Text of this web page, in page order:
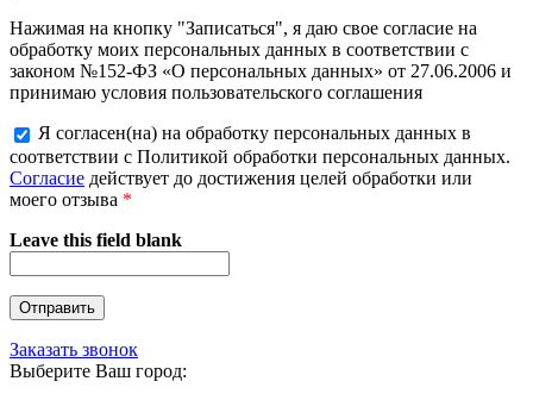
Нажимая на кнопку "Записаться", я даю свое согласие на
обработку моих персональных данных в соответствии с
законом №152-ФЗ «О персональных данных» от 27.06.2006 и
принимаю условия пользовательского соглашения
Я согласен(на) на обработку персональных данных в
соответствии с Политикой обработки персональных данных.
Согласие действует до достижения целей обработки или
моего отзыва *
Leave this field blank
Заказать звонок
Выберите Ваш город: